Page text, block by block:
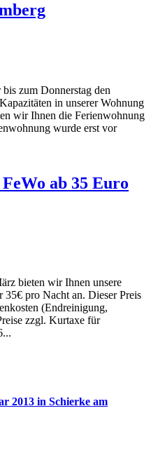
zum Donnerstag den
in unserer Wohnung
wir Ihnen die Ferienwohnung
wurde erst vor
ab 35 Euro
bieten wir Ihnen unsere
pro Nacht an. Dieser Preis
(Endreinigung,
zzgl. Kurtaxe für
2013 in Schierke am